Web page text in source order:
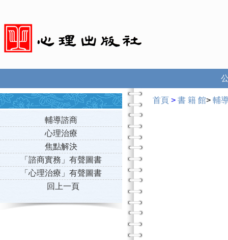
輔導諮商
心理治療
焦點解決
「諮商實務」有聲圖書
「心理治療」有聲圖書
回上一頁
首頁 > 書 籍 館> 輔